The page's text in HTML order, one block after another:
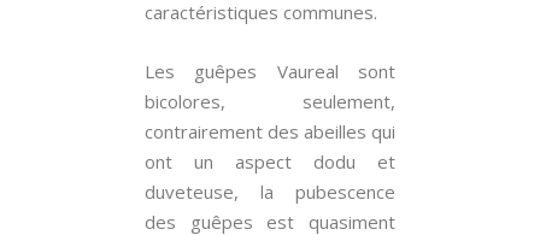
caractéristiques communes.
Les guêpes Vaureal sont
bicolores, seulement,
contrairement des abeilles qui
ont un aspect dodu et
duveteuse, la pubescence
des guêpes est quasiment